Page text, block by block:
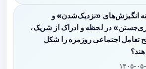
انگیزش‌های «نزدیک‌شدن» و
در لحظه و ادراک از شریک،
تعامل اجتماعی روزمره را شکل
۰۵-۱۵